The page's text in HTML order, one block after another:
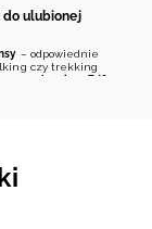
ulubionej
– odpowiednie
czy trekking
legginsy 7/8
Ciekawą